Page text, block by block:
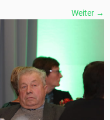
Weiter →